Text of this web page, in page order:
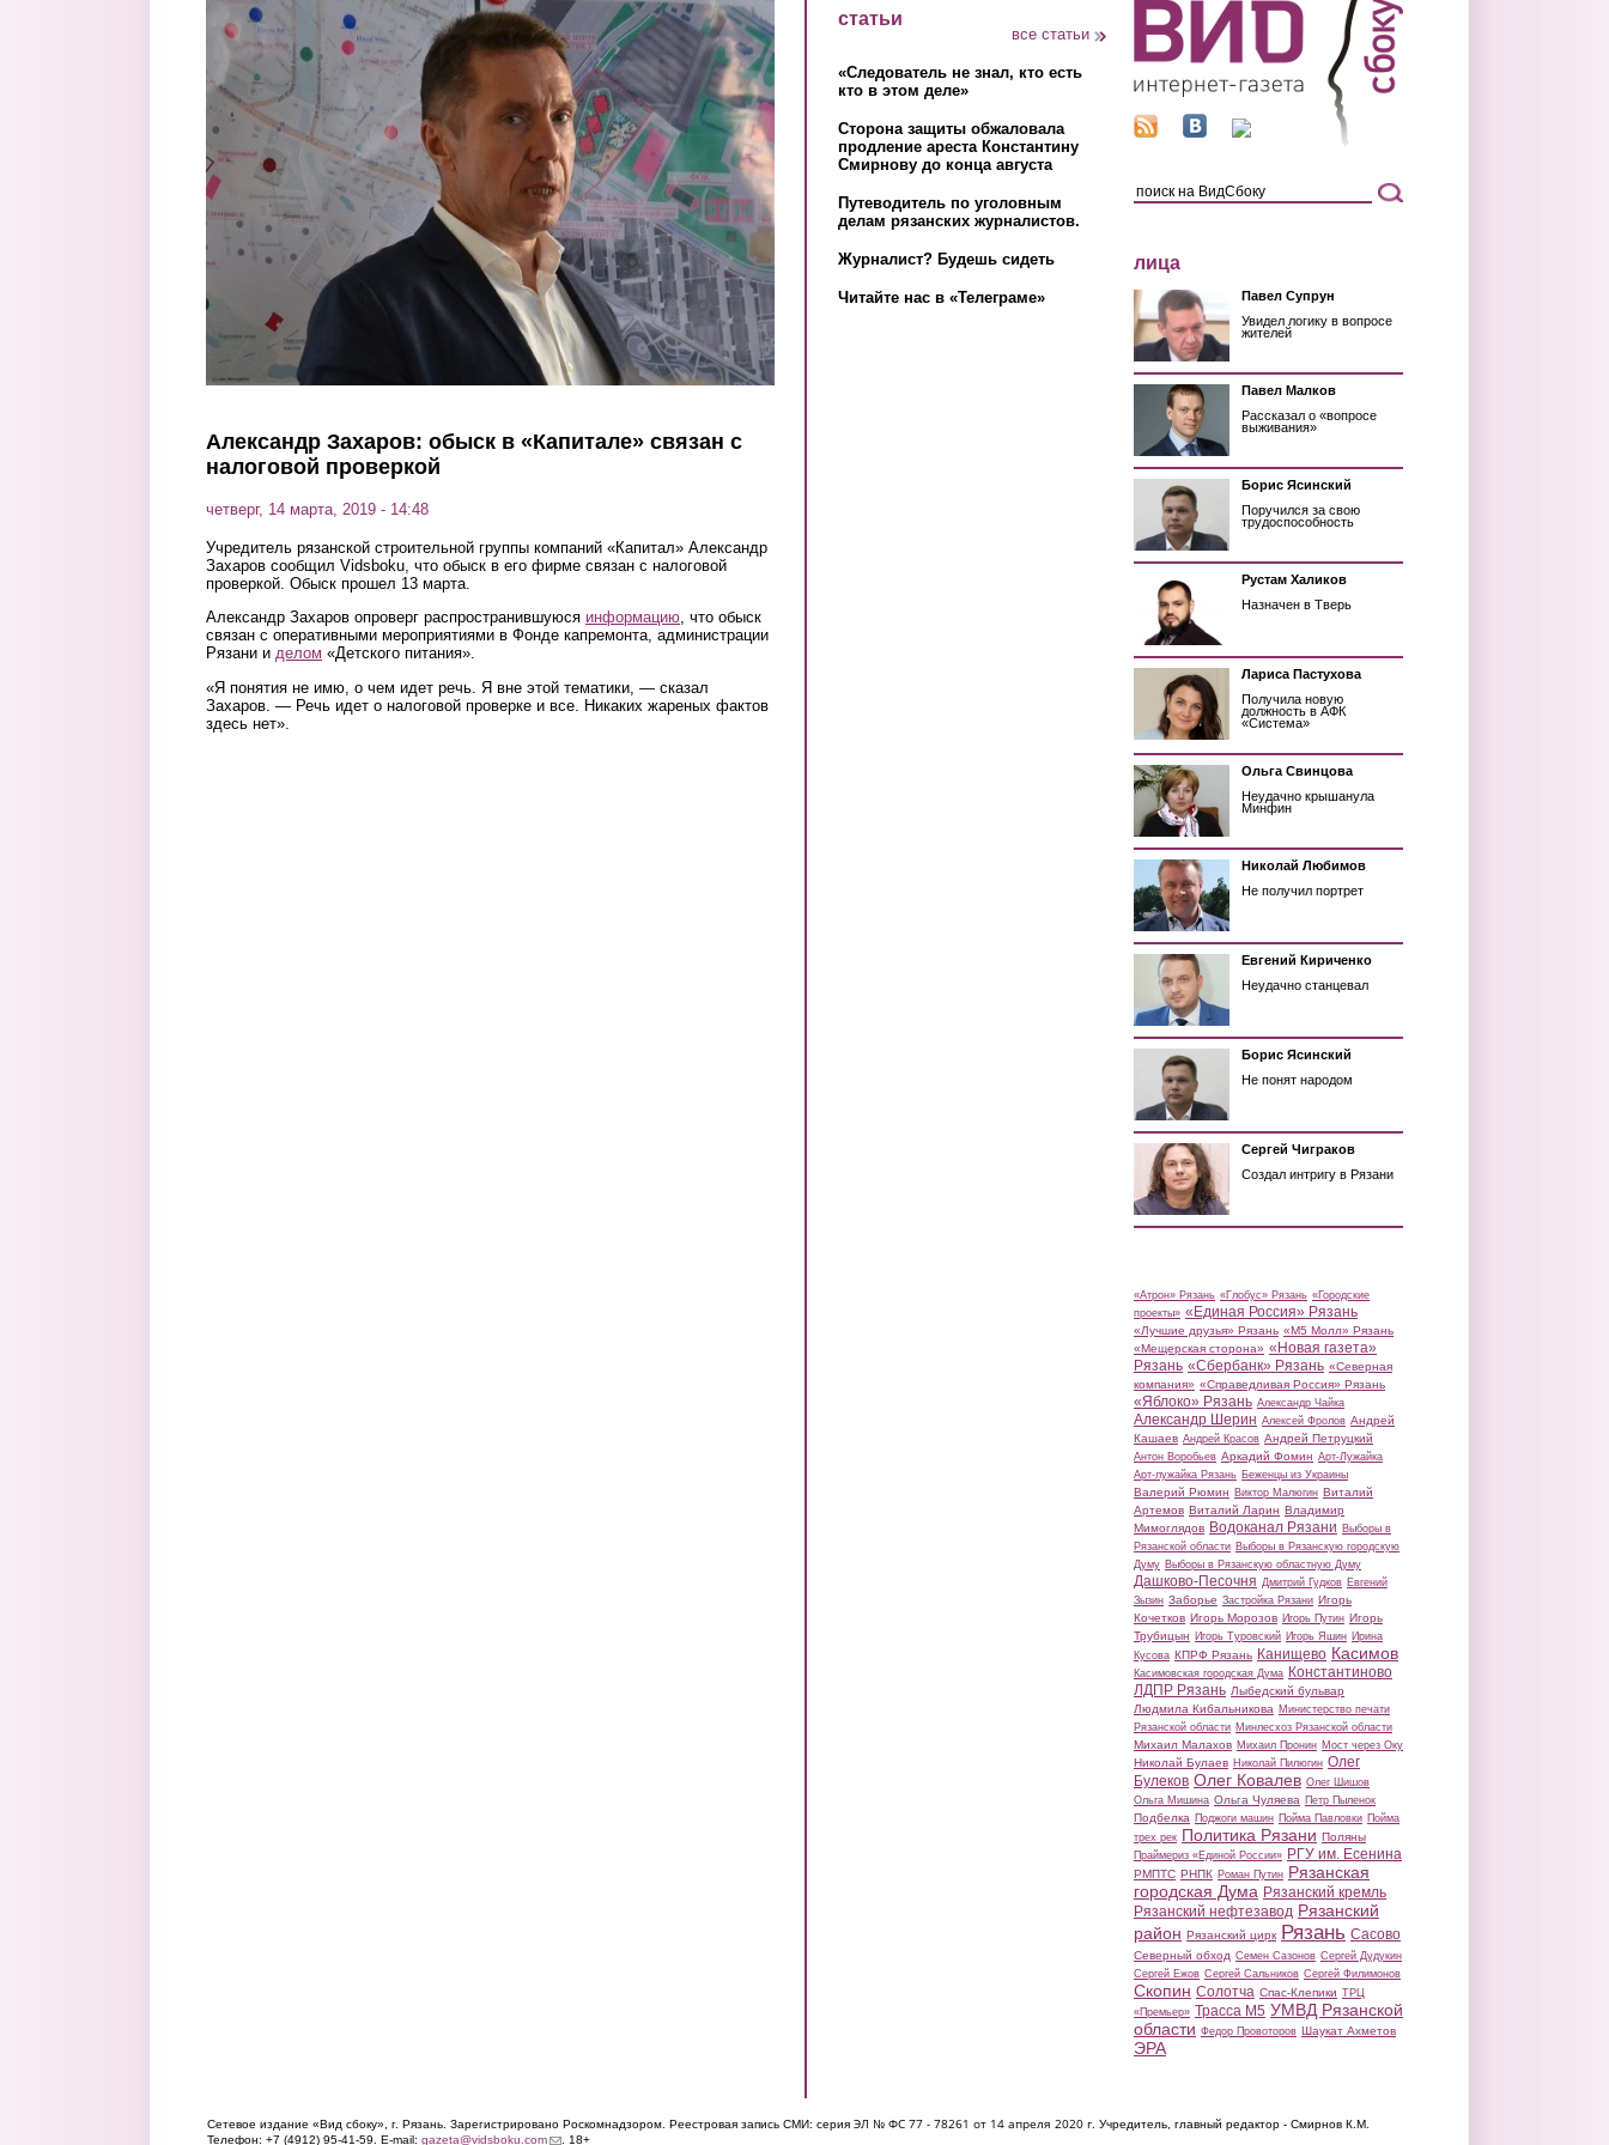
Перейти к основному содержанию
Александр Захаров: обыск в «Капитале» связан с
налоговой проверкой
четверг, 14 марта, 2019 - 14:48
Учредитель рязанской строительной группы компаний «Капитал» Александр
Захаров сообщил Vidsboku, что обыск в его фирме связан с налоговой
проверкой. Обыск прошел 13 марта.
Александр Захаров опроверг распространившуюся информацию, что обыск
связан с оперативными мероприятиями в Фонде капремонта, администрации
Рязани и делом «Детского питания».
«Я понятия не имю, о чем идет речь. Я вне этой тематики, — сказал
Захаров. — Речь идет о налоговой проверке и все. Никаких жареных фактов
здесь нет».
статьи
все статьи
«Следователь не знал, кто есть
кто в этом деле»
Сторона защиты обжаловала
продление ареста Константину
Смирнову до конца августа
Путеводитель по уголовным
делам рязанских журналистов.
Журналист? Будешь сидеть
Читайте нас в «Телеграме»
лица
Павел Супрун
Увидел логику в вопросе
жителей
Павел Малков
Рассказал о «вопросе
выживания»
Борис Ясинский
Поручился за свою
трудоспособность
Рустам Халиков
Назначен в Тверь
Лариса Пастухова
Получила новую
должность в АФК
«Система»
Ольга Свинцова
Неудачно крышанула
Минфин
Николай Любимов
Не получил портрет
Евгений Кириченко
Неудачно станцевал
Борис Ясинский
Не понят народом
Сергей Чиграков
Создал интригу в Рязани
«Атрон» Рязань «Глобус» Рязань «Городские
проекты» «Единая Россия» Рязань
«Лучшие друзья» Рязань «М5 Молл» Рязань
«Мещерская сторона» «Новая газета»
Рязань «Сбербанк» Рязань «Северная
компания» «Справедливая Россия» Рязань
«Яблоко» Рязань Александр Чайка
Александр Шерин Алексей Фролов Андрей
Кашаев Андрей Красов Андрей Петруцкий
Антон Воробьев Аркадий Фомин Арт-Лужайка
Арт-лужайка Рязань Беженцы из Украины
Валерий Рюмин Виктор Малюгин Виталий
Артемов Виталий Ларин Владимир
Мимоглядов Водоканал Рязани Выборы в
Рязанской области Выборы в Рязанскую городскую
Думу Выборы в Рязанскую областную Думу
Дашково-Песочня Дмитрий Гудков Евгений
Зызин Заборье Застройка Рязани Игорь
Кочетков Игорь Морозов Игорь Путин Игорь
Трубицын Игорь Туровский Игорь Яшин Ирина
Кусова КПРФ Рязань Канищево Касимов
Касимовская городская Дума Константиново
ЛДПР Рязань Лыбедский бульвар
Людмила Кибальникова Министерство печати
Рязанской области Минлесхоз Рязанской области
Михаил Малахов Михаил Пронин Мост через Оку
Николай Булаев Николай Пилюгин Олег
Булеков Олег Ковалев Олег Шишов
Ольга Мишина Ольга Чуляева Петр Пыленок
Подбелка Поджоги машин Пойма Павловки Пойма
трех рек Политика Рязани Поляны
Праймериз «Единой России» РГУ им. Есенина
РМПТС РНПК Роман Путин Рязанская
городская Дума Рязанский кремль
Рязанский нефтезавод Рязанский
район Рязанский цирк Рязань Сасово
Северный обход Семен Сазонов Сергей Дудукин
Сергей Ежов Сергей Сальников Сергей Филимонов
Скопин Солотча Спас-Клепики ТРЦ
«Премьер» Трасса М5 УМВД Рязанской
области Федор Провоторов Шаукат Ахметов
ЭРА
Сетевое издание «Вид сбоку», г. Рязань. Зарегистрировано Роскомнадзором. Реестровая запись СМИ: серия ЭЛ № ФС 77 - 78261 от 14 апреля 2020 г. Учредитель, главный редактор - Смирнов К.М.
Телефон: +7 (4912) 95-41-59. E-mail: gazeta@vidsboku.com(link sends e-mail)
. 18+